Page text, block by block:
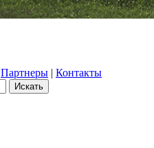
Партнеры | Контакты